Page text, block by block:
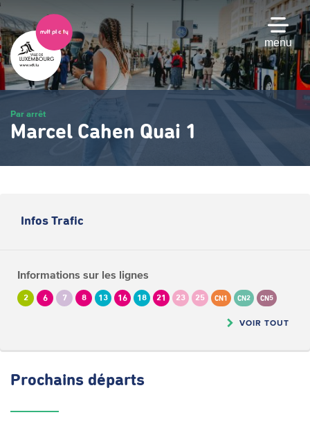
Passer
au
contenu
principal
menu
Par arrêt
Marcel Cahen Quai 1
Infos Trafic
Informations sur les lignes
2 6 7 8 13 16 18 21 23 25 CN1 CN2 CN5
VOIR TOUT
Prochains départs